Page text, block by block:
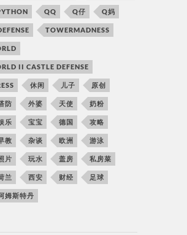
QQ Q仔 Q妈
TOWERMADNESS
II CASTLE DEFENSE
休闲 儿子 原创
防 外婆 天使 奶粉
乐 宝宝 德国 攻略
教 杂谈 欧洲 游泳
片 玩水 盖房 私房菜
兰 西安 财经 足球
姆斯特丹